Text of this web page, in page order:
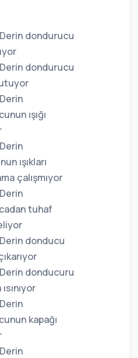
dondurucu
dondurucu
ışığı
ışıkları
çalışmıyor
tuhaf
donducu
donducuru
kapağı